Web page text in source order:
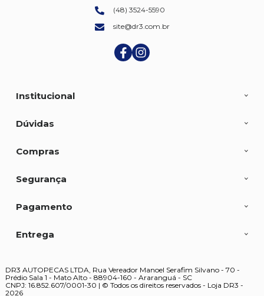
(48) 3524-5590
site@dr3.com.br
Institucional
Dúvidas
Compras
Segurança
Pagamento
Entrega
DR3 AUTOPECAS LTDA, Rua Vereador Manoel Serafim Silvano - 70 -
Prédio Sala 1 - Mato Alto - 88904-160 - Araranguá - SC
CNPJ: 16.852.607/0001-30 | © Todos os direitos reservados - Loja DR3 -
2026